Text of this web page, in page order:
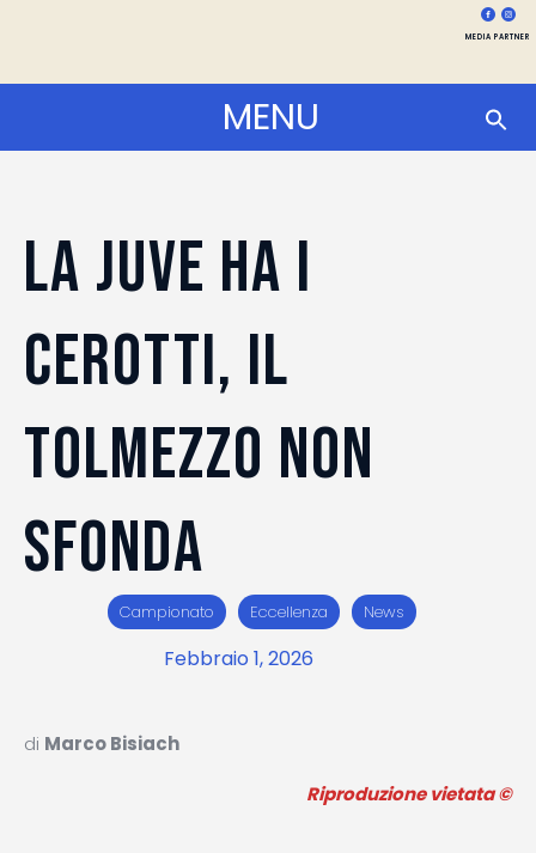
MEDIA PARTNER
MENU
LA JUVE HA I
CEROTTI, IL
TOLMEZZO NON
SFONDA
Campionato Eccellenza News
Febbraio 1, 2026
di Marco Bisiach
Riproduzione vietata ©